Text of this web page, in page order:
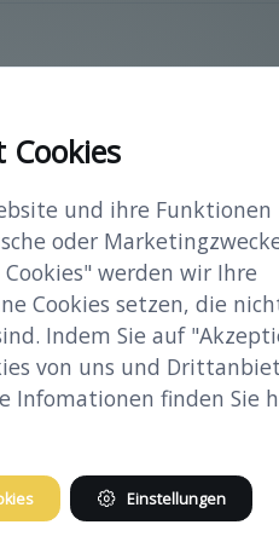
Cookies
und ihre Funktionen
oder
werden wir Ihre
Cookies setzen, die
Indem Sie auf
von uns und
Infomationen finden Sie
Einstellungen